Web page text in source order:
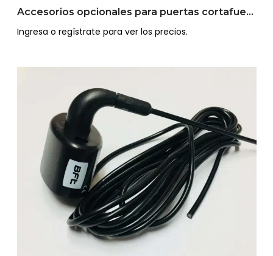
Accesorios opcionales para puertas cortafuego metálicas y puertas multipropósito
Ingresa o regístrate para ver los precios.